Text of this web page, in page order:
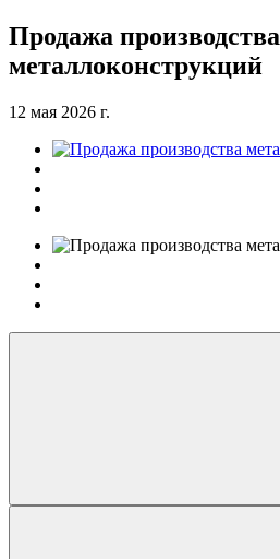
Продажа производства
металлоконструкций
12 мая 2026 г.